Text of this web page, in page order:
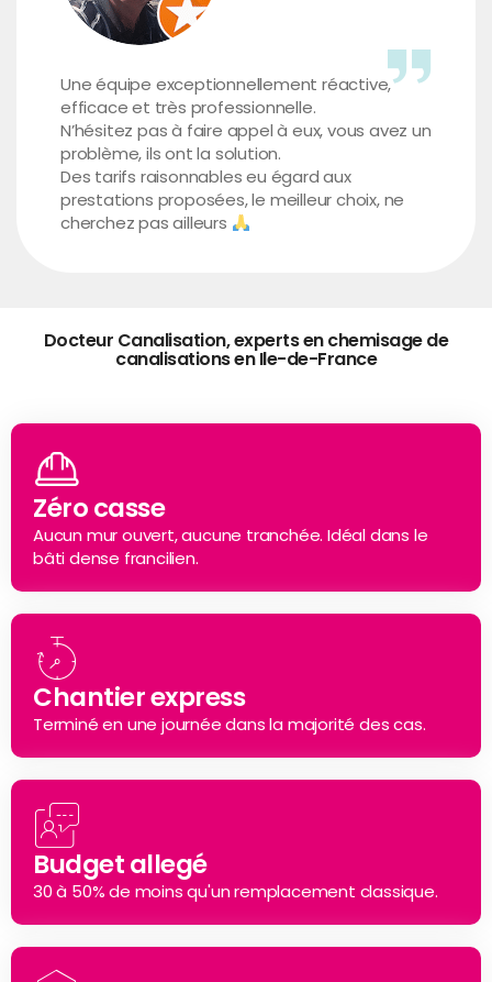
Une équipe exceptionnellement réactive,
efficace et très professionnelle.
N’hésitez pas à faire appel à eux, vous avez un
problème, ils ont la solution.
Des tarifs raisonnables eu égard aux
prestations proposées, le meilleur choix, ne
cherchez pas ailleurs
Docteur Canalisation, experts en chemisage de
canalisations en Ile-de-France
Zéro casse
Aucun mur ouvert, aucune tranchée. Idéal dans le
bâti dense francilien.
Chantier express
Terminé en une journée dans la majorité des cas.
Budget allegé
30 à 50% de moins qu'un remplacement classique.